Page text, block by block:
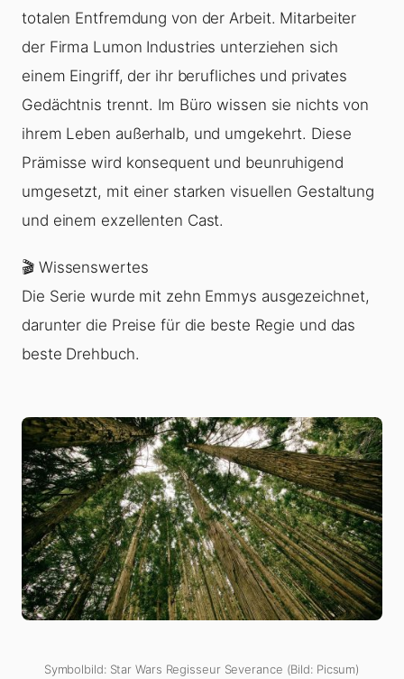
totalen Entfremdung von der Arbeit. Mitarbeiter
der Firma Lumon Industries unterziehen sich
einem Eingriff, der ihr berufliches und privates
Gedächtnis trennt. Im Büro wissen sie nichts von
ihrem Leben außerhalb, und umgekehrt. Diese
Prämisse wird konsequent und beunruhigend
umgesetzt, mit einer starken visuellen Gestaltung
und einem exzellenten Cast.
🎬 Wissenswertes
Die Serie wurde mit zehn Emmys ausgezeichnet,
darunter die Preise für die beste Regie und das
beste Drehbuch.
Symbolbild: Star Wars Regisseur Severance (Bild: Picsum)